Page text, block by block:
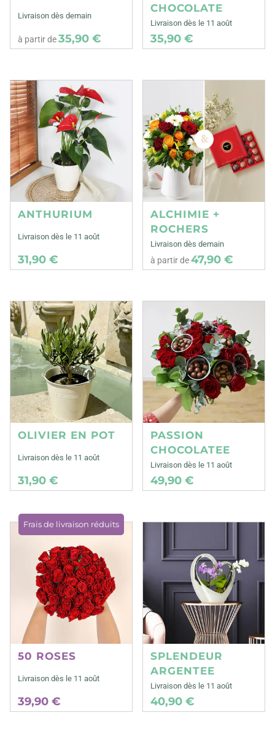
Livraison dès demain
à partir de35,90 €
CHOCOLATE
Livraison dès le 11 août
35,90 €
ANTHURIUM
Livraison dès le 11 août
31,90 €
ALCHIMIE +
ROCHERS
Livraison dès demain
à partir de47,90 €
OLIVIER EN POT
Livraison dès le 11 août
31,90 €
PASSION
CHOCOLATEE
Livraison dès le 11 août
49,90 €
Frais de livraison réduits
50 ROSES
Livraison dès le 11 août
39,90 €
SPLENDEUR
ARGENTEE
Livraison dès le 11 août
40,90 €